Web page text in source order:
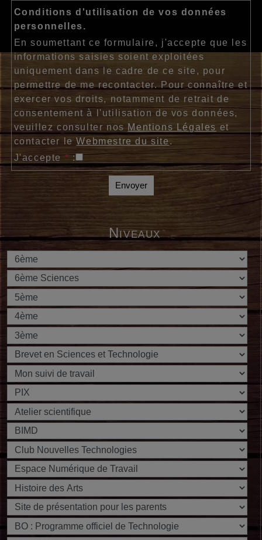
Niveaux
Conditions d'utilisation de vos données
personnelles.
En soumettant ce formulaire, j'accepte que les
informations saisies soient exploitées
uniquement dans le cadre de ce site, pour
permettre de me recontacter. Pour connaître et
exercer vos droits, notamment de retrait de
consentement à l'utilisation de vos données,
veuillez consulter nos Mentions Légales et
contacter leWebmestre du site.
J'accepte *:
Envoyer